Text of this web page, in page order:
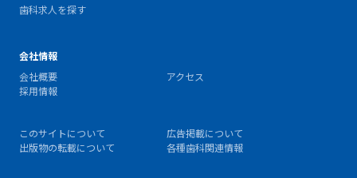
歯科求人を探す
会社情報
会社概要
アクセス
採用情報
このサイトについて
広告掲載について
出版物の転載について
各種歯科関連情報